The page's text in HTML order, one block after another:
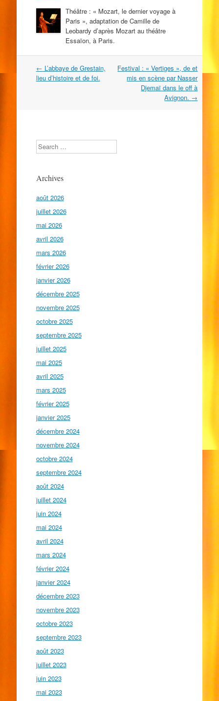
Théâtre : « Mozart, le dernier voyage à
Paris », adaptation de Camille de
Leobardy d’après Mozart au théâtre
Essaïon, à Paris.
Navigation
dans
← L’abbaye de Grestain,
lieu d’histoire et de foi.
Festival : « Vertiges », de et
mis en scène par Nasser
Djemaï dans le off à
Avignon. →
Search
Archives
août 2026
juillet 2026
mai 2026
avril 2026
mars 2026
février 2026
janvier 2026
décembre 2025
novembre 2025
octobre 2025
septembre 2025
juillet 2025
mai 2025
avril 2025
mars 2025
février 2025
janvier 2025
décembre 2024
novembre 2024
octobre 2024
septembre 2024
août 2024
juillet 2024
juin 2024
mai 2024
avril 2024
mars 2024
février 2024
janvier 2024
décembre 2023
novembre 2023
octobre 2023
septembre 2023
août 2023
juillet 2023
juin 2023
mai 2023